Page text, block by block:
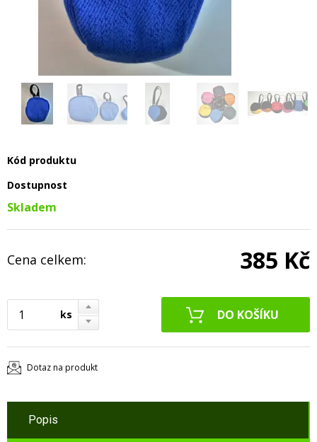
Kód produktu
Dostupnost
Skladem
Cena celkem: 385 Kč
ks
Dotaz na produkt
Popis